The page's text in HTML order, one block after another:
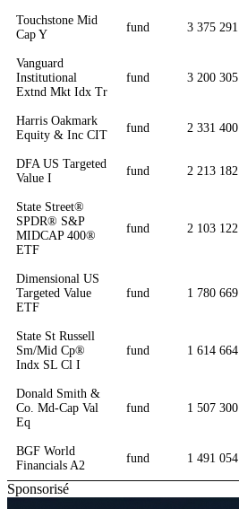
Touchstone Mid
Cap Y
fund 3 375 291
Vanguard
Institutional
Extnd Mkt Idx Tr
fund 3 200 305
Harris Oakmark
Equity & Inc CIT
fund 2 331 400
DFA US Targeted
Value I
fund 2 213 182
State Street®
SPDR® S&P
MIDCAP 400®
ETF
fund 2 103 122
Dimensional US
Targeted Value
ETF
fund 1 780 669
State St Russell
Sm/Mid Cp®
Indx SL Cl I
fund 1 614 664
Donald Smith &
Co. Md-Cap Val
Eq
fund 1 507 300
BGF World
Financials A2
fund 1 491 054
Sponsorisé